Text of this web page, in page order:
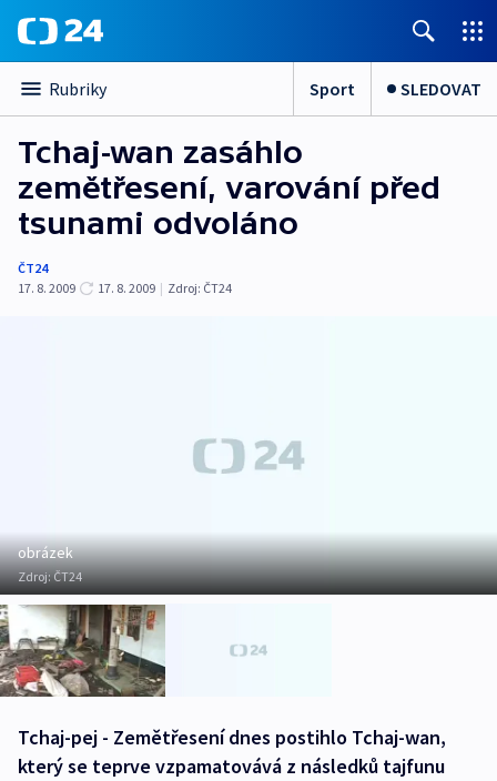
Rubriky Sport SLEDOVAT
Tchaj-wan zasáhlo
zemětřesení, varování před
tsunami odvoláno
ČT24
17. 8. 2009
17. 8. 2009 | Zdroj: ČT24
obrázek
Zdroj:ČT24
Tchaj-pej - Zemětřesení dnes postihlo Tchaj-wan,
který se teprve vzpamatovává z následků tajfunu